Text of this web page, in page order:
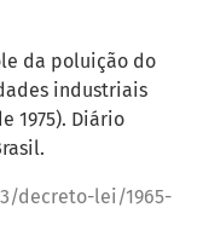
da poluição do
industriais
1975). Diário
decreto-lei/1965-